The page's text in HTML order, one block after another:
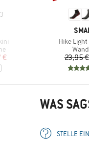
3
Preis
€
Artikel
Hike
23,95 €
WAS
STELLE